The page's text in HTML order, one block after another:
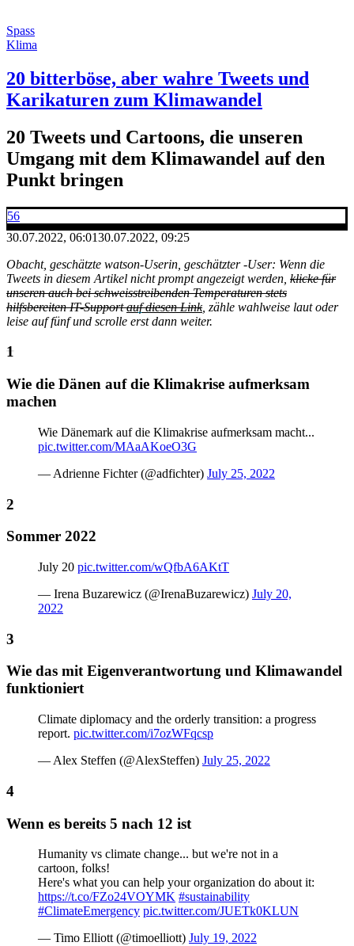
Spass
Klima
20 bitterböse, aber wahre Tweets und
Karikaturen zum Klimawandel
20 Tweets und Cartoons, die unseren
Umgang mit dem Klimawandel auf den
Punkt bringen
56
30.07.2022, 06:0130.07.2022, 09:25
Obacht, geschätzte watson-Userin, geschätzter -User: Wenn die
Tweets in diesem Artikel nicht prompt angezeigt werden, klicke für
unseren auch bei schweisstreibenden Temperaturen stets
hilfsbereiten IT-Supportauf diesen Link, zähle wahlweise laut oder
leise auf fünf und scrolle erst dann weiter.
Wie die Dänen auf die Klimakrise aufmerksam
machen
Wie Dänemark auf die Klimakrise aufmerksam macht...
pic.twitter.com/MAaAKoeO3G
— Adrienne Fichter (@adfichter) July 25, 2022
Sommer 2022
July 20 pic.twitter.com/wQfbA6AKtT
— Irena Buzarewicz (@IrenaBuzarewicz) July 20,
2022
Wie das mit Eigenverantwortung und Klimawandel
funktioniert
Climate diplomacy and the orderly transition: a progress
report. pic.twitter.com/i7ozWFqcsp
— Alex Steffen (@AlexSteffen) July 25, 2022
Wenn es bereits 5 nach 12 ist
Humanity vs climate change... but we're not in a
cartoon, folks!
Here's what you can help your organization do about it:
https://t.co/FZo24VOYMK #sustainability
#ClimateEmergency pic.twitter.com/JUETk0KLUN
— Timo Elliott (@timoelliott) July 19, 2022